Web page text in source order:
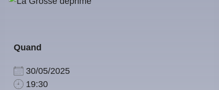
Quand
30/05/2025
19:30